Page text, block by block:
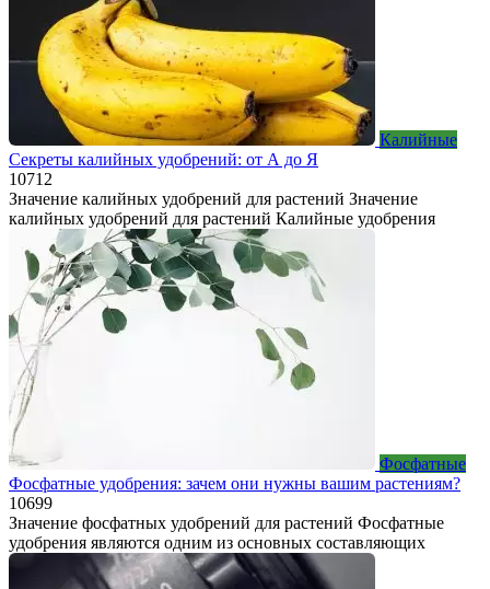
Калийные
Секреты калийных удобрений: от А до Я
10712
Значение калийных удобрений для растений Значение
калийных удобрений для растений Калийные удобрения
Фосфатные
Фосфатные удобрения: зачем они нужны вашим растениям?
10699
Значение фосфатных удобрений для растений Фосфатные
удобрения являются одним из основных составляющих